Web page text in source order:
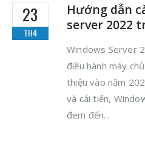
23
TH4
Hướng dẫn
server 2022
Windows Server
điều hành máy
thiệu vào năm
và cải tiến,
đem đến...